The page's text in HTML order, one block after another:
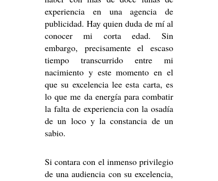
experiencia en una agencia de
publicidad. Hay quien duda de mí al
conocer mi corta edad. Sin
embargo, precisamente el escaso
tiempo transcurrido entre mi
nacimiento y este momento en el
que su excelencia lee esta carta, es
lo que me da energía para combatir
la falta de experiencia con la osadía
de un loco y la constancia de un
sabio.
Si contara con el inmenso privilegio
de una audiencia con su excelencia,